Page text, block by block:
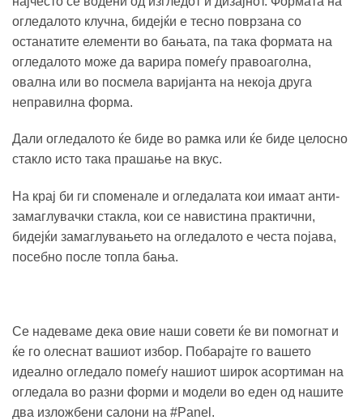
огледалото клучна, бидејќи е тесно поврзана со
останатите елементи во бањата, па така формата на
огледалото може да варира помеѓу правоаголна,
овална или во посмела варијанта на некоја друга
неправилна форма.
Дали огледалото ќе биде во рамка или ќе биде целосно
стакло исто така прашање на вкус.
На крај би ги споменале и огледалата кои имаат анти-
замаглувачки стакла, кои се навистина практични,
бидејќи замаглувањето на огледалото е честа појава,
посебно после топла бања.
Се надеваме дека овие наши совети ќе ви помогнат и
ќе го олеснат вашиот избор. Побарајте го вашето
идеално огледало помеѓу нашиот широк асортиман на
огледала во разни форми и модели во еден од нашите
два изложбени салони на #Panel.